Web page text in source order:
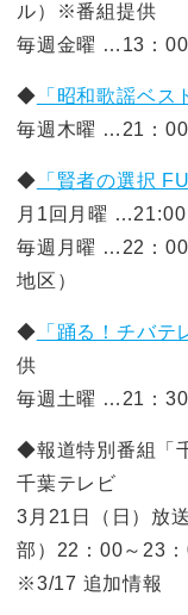
ル）※番組提供
毎週金曜 …13：00
◆ 「昭和歌謡ベス
毎週木曜 …21：
◆ 「賢者の選択
月1回月曜
毎週月曜 …22：
地区）
◆ 「踊る！チバテ
供
毎週土曜 …21：
◆報道特別番組「
千葉テレビ
3月21日（日）放
部）22：00～23
※3/17 追加情報